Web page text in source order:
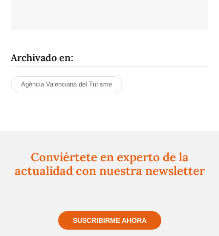
Archivado en:
Agència Valenciana del Turisme
Conviértete en experto de la
actualidad con nuestra newsletter
SUSCRIBIRME AHORA